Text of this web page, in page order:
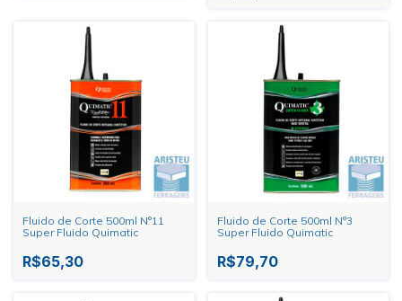
Fluido de Corte 500ml N°11
Super Fluido Quimatic
R$65,30
Fluido de Corte 500ml N°3
Super Fluido Quimatic
R$79,70